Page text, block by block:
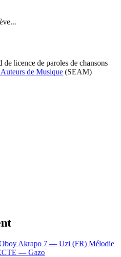
de licence de paroles de chansons
de Musique (SEAM)
Akrapo 7 — Uzi (FR) Mélodie
— Gazo